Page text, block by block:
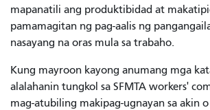
mapanatili ang produktibidad at
pamamagitan ng pag-aalis ng
nasayang na oras mula sa trabaho.
Kung mayroon kayong anumang mga
alalahanin tungkol sa SFMTA workers'
mag-atubiling makipag-ugnayan sa akin o